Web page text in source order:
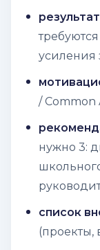
усиления
/ Common
нужно 3:
список
(проекты,